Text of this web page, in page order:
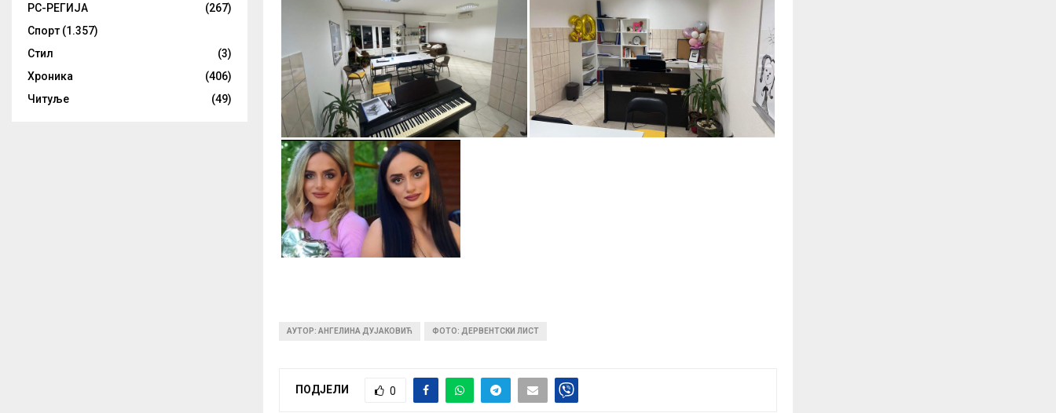
АУТОР: АНГЕЛИНА ДУЈАКОВИЋ ФОТО: ДЕРВЕНТСКИ ЛИСТ
ПОДЈЕЛИ 0
РС-РЕГИЈА
(267)
Спорт (1.357)
Стил
(3)
Хроника
(406)
Читуље
(49)